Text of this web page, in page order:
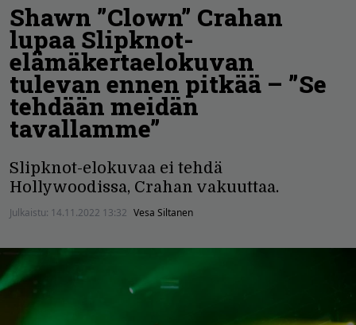
Shawn ”Clown” Crahan
lupaa Slipknot-
elämäkertaelokuvan
tulevan ennen pitkää – ”Se
tehdään meidän
tavallamme”
Slipknot-elokuvaa ei tehdä
Hollywoodissa, Crahan vakuuttaa.
Julkaistu: 14.11.2022 13:32 Vesa Siltanen